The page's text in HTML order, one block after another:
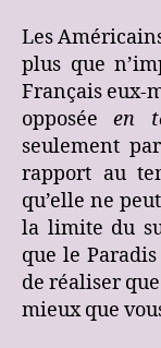
Les
plus que
Français eux-
opposéeen
seulement
rapport au
qu’elle ne
la limite du
que le
de réaliser
mieux que